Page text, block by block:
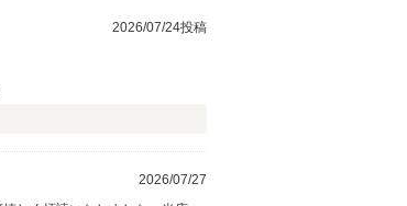
2026/07/24投稿
2026/07/27